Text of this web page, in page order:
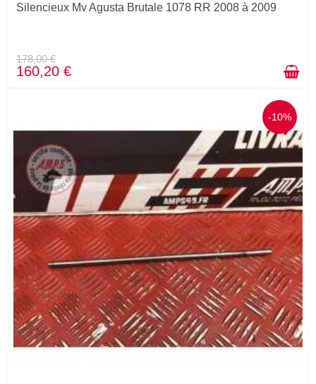
Silencieux Mv Agusta Brutale 1078 RR 2008 à 2009
178,00 €
160,20 €
-10%